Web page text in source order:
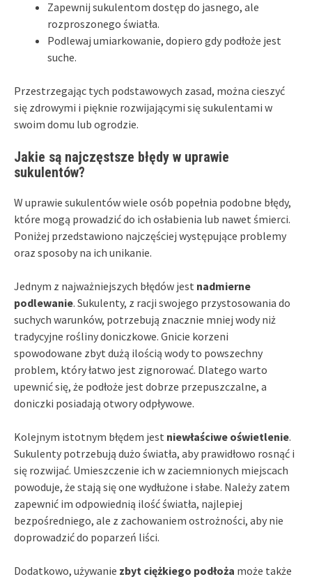
Zapewnij sukulentom dostęp do jasnego, ale
rozproszonego światła.
Podlewaj umiarkowanie, dopiero gdy podłoże jest
suche.
Przestrzegając tych podstawowych zasad, można cieszyć
się zdrowymi i pięknie rozwijającymi się sukulentami w
swoim domu lub ogrodzie.
Jakie są najczęstsze błędy w uprawie
sukulentów?
W uprawie sukulentów wiele osób popełnia podobne błędy,
które mogą prowadzić do ich osłabienia lub nawet śmierci.
Poniżej przedstawiono najczęściej występujące problemy
oraz sposoby na ich unikanie.
Jednym z najważniejszych błędów jest nadmierne
podlewanie. Sukulenty, z racji swojego przystosowania do
suchych warunków, potrzebują znacznie mniej wody niż
tradycyjne rośliny doniczkowe. Gnicie korzeni
spowodowane zbyt dużą ilością wody to powszechny
problem, który łatwo jest zignorować. Dlatego warto
upewnić się, że podłoże jest dobrze przepuszczalne, a
doniczki posiadają otwory odpływowe.
Kolejnym istotnym błędem jest niewłaściwe oświetlenie.
Sukulenty potrzebują dużo światła, aby prawidłowo rosnąć i
się rozwijać. Umieszczenie ich w zaciemnionych miejscach
powoduje, że stają się one wydłużone i słabe. Należy zatem
zapewnić im odpowiednią ilość światła, najlepiej
bezpośredniego, ale z zachowaniem ostrożności, aby nie
doprowadzić do poparzeń liści.
Dodatkowo, używanie zbyt ciężkiego podłoża może także